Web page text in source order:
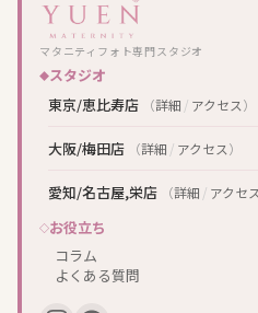
マタニティフォト専門スタジオ
スタジオ
東京/恵比寿店
（詳細 / アクセス）
大阪/梅田店 （詳細 / アクセス）
愛知/名古屋,栄店 （詳細 / アクセス
お役立ち
コラム
よくある質問